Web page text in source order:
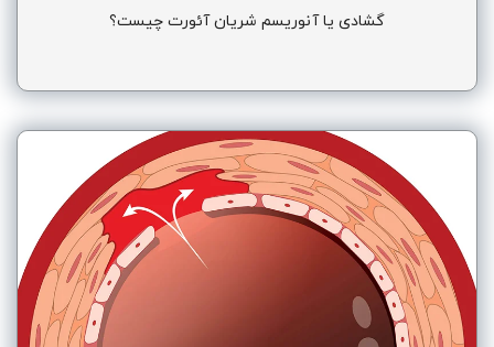
گشادی یا آنوریسم شریان آئورت چیست؟